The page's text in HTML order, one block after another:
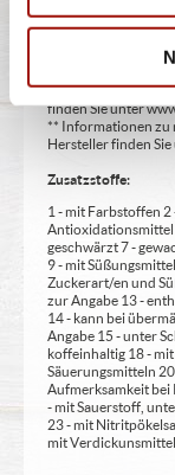
Angaben und
Produkten
* Weitere
finden Sie unter
** Informationen zu
Hersteller finden
Zusatzstoffe:
1 - mit Farbstoffen
Antioxidationsmittel
geschwärzt 7 -
9 - mit
Zuckerart/en und
zur Angabe 13 -
14 - kann bei
Angabe 15 - unter
koffeinhaltig 18 -
Säuerungsmitteln
Aufmerksamkeit
- mit Sauerstoff,
23 - mit
mit Verdickunsmittel